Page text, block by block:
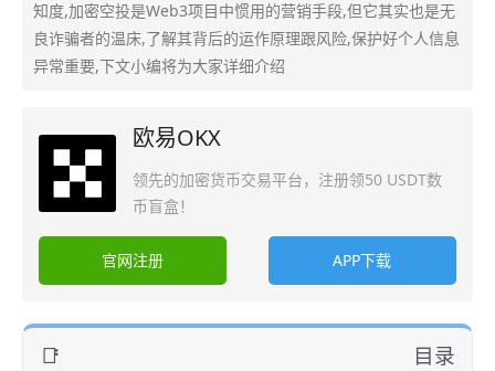
知度,加密空投是Web3项目中惯用的营销手段,但它其实也是无
良诈骗者的温床,了解其背后的运作原理跟风险,保护好个人信息
异常重要,下文小编将为大家详细介绍
欧易OKX
领先的加密货币交易平台，注册领50 USDT数
币盲盒！
官网注册 APP下载
目录